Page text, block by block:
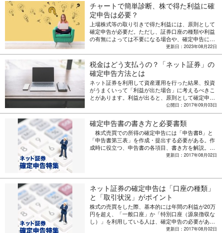
チャートで簡単診断、株で得た利益に確
定申告は必要？
上場株式等の取り引きで得た利益には、原則として
確定申告が必要だ。ただし、証券口座の種類や利益
の有無によっては不要になる場合や、確定申告によ
って損失が出ていなくても還付金を受け取れる場合
など、上場株式等で得た損益の確定申告には、さま
ざまなケースがある。ここでは、確定申告が必要な
ケースと不要なケース、そして不要な場合でも申告
した方がいいケースについて紹介。
更新日：2023年08月22日
税金はどう支払うの？「ネット証券」の
確定申告方法とは
ネット証券を利用して資産運用を行った結果、投資
がうまくいって「利益が出た場合」に考えるべきこ
とがあります。利益が出ると、原則として確定申告
をする必要がありますが、「特定口座」を利用する
とその手間を省くことができます。ここでは口座の
種類と取引状況によって異なる、確定申告の要・不
要についてご紹介します。
公開日：2017年09月03日
確定申告書の書き方と必要書類
株式売買での所得の確定申告には「申告書B」と
「申告書第三表」を作成・提出する必要がある。作
成時に役立つ、申告書の各項目、書き方を解説。さ
らに取引口座、取引状況によって必要書類が異なる
更新日：2017年08月02日
ネット証券の確定申告は「口座の種類」
と「取引状況」がポイント
株式の売買をした際、基本的には年間の利益が20万
円を超え、「一般口座」か「特別口座（源泉徴収な
し）」を利用している人は、確定申告の必要があ
る。利益が出た場合はもちろん、損失の場合の「譲
更新日：2017年08月02日